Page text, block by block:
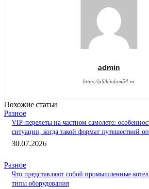
admin
https://plitkindom54.ru
Похожие статьи
Разное
VIP-перелеты на частном самолете:
ситуации, когда такой формат путешествий
30.07.2026
Разное
Что представляют собой промышленные
типы оборудования